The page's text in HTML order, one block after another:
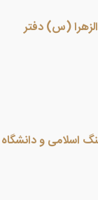
(س) دفتر
اسلامی و دانشگاه